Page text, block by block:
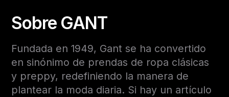
Sobre GANT
Fundada en 1949, Gant se ha convertido
en sinónimo de prendas de ropa clásicas
y preppy, redefiniendo la manera de
plantear la moda diaria. Si hay un artículo